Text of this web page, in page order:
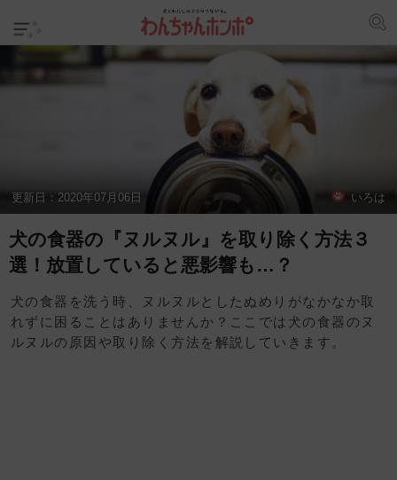
更新日： 2020年07月06日 いろは
犬の食器の『ヌルヌル』を取り除く方法３
選！放置していると悪影響も…？
犬の食器を洗う時、ヌルヌルとしたぬめりがなかなか取
れずに困ることはありませんか？ここでは犬の食器のヌ
ルヌルの原因や取り除く方法を解説していきます。